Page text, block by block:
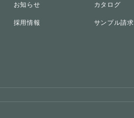
お知らせ
採用情報
カタログ
サンプル請求